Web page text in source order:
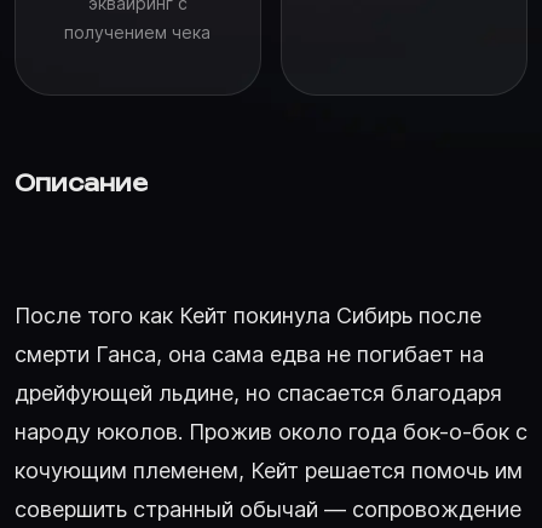
получением чека
Описание
После того как Кейт покинула Сибирь после
смерти Ганса, она сама едва не погибает на
дрейфующей льдине, но спасается благодаря
народу юколов. Прожив около года бок-о-бок с
кочующим племенем, Кейт решается помочь им
совершить странный обычай — сопровождение